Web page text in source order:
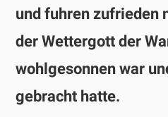
und fuhren zufrieden
der Wettergott der
wohlgesonnen war
gebracht hatte.